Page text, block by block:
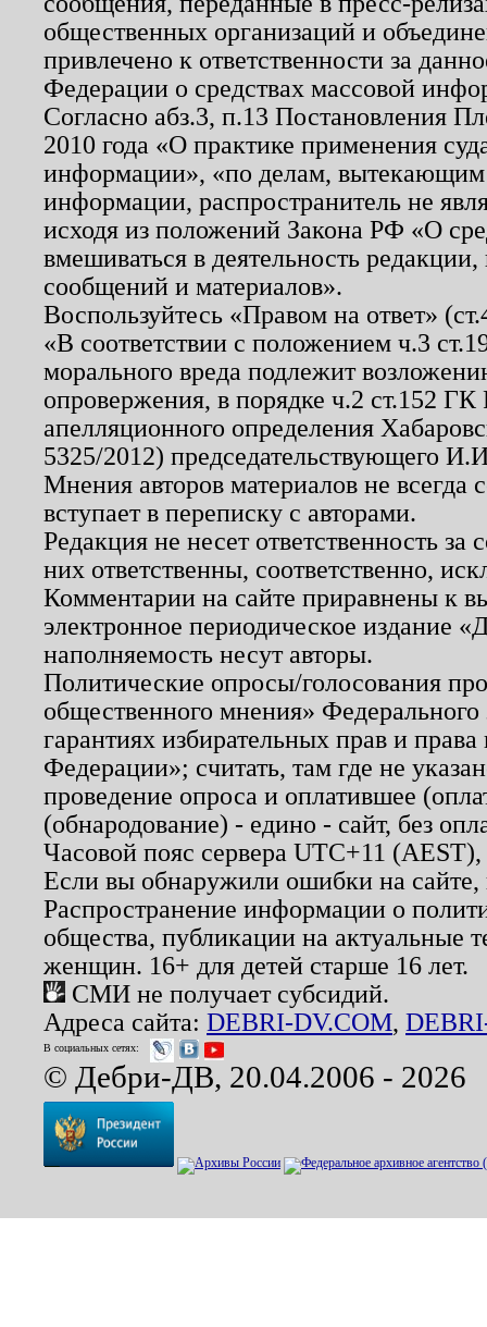
общественных организаций и
привлечено к ответственности за
Федерации о средствах массовой
Согласно абз.3, п.13 Постановления
2010 года «О практике применения
информации», «по делам, вытекающим
информации, распространитель не
исходя из положений Закона РФ «О
вмешиваться в деятельность
сообщений и материалов».
Воспользуйтесь «Правом на ответ»
«В соответствии с положением ч.3
морального вреда подлежит
опровержения, в порядке ч.2 ст.152
апелляционного определения
5325/2012) председательствующего
Мнения авторов материалов не
вступает в переписку с авторами.
Редакция не несет ответственность
них ответственны, соответственно,
Комментарии на сайте приравнены к
электронное периодическое издание
наполняемость несут авторы.
Политические опросы/голосования
общественного мнения»
гарантиях избирательных прав и
Федерации»; считать, там где не
проведение опроса и оплатившее
(обнародование) - едино - сайт, без
Часовой пояс сервера UTC+11
Если вы обнаружили ошибки на
Распространение информации о
общества, публикации на актуальные
женщин. 16+ для детей старше 16 лет.
СМИ не получает субсидий.
Адреса сайта: DEBRI-DV.COM,
В социальных сетях:
© Дебри-ДВ, 20.04.2006 - 2026